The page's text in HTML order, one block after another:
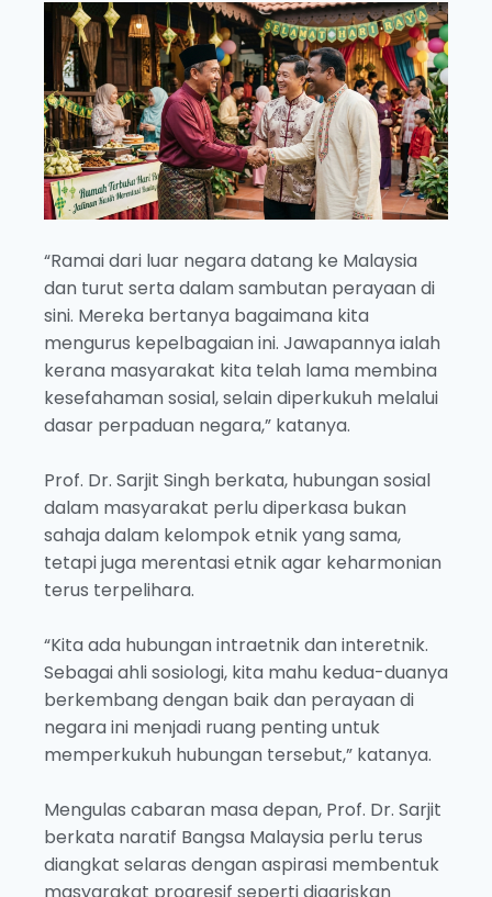
“Ramai dari luar negara datang ke Malaysia
dan turut serta dalam sambutan perayaan di
sini. Mereka bertanya bagaimana kita
mengurus kepelbagaian ini. Jawapannya ialah
kerana masyarakat kita telah lama membina
kesefahaman sosial, selain diperkukuh melalui
dasar perpaduan negara,” katanya.
Prof. Dr. Sarjit Singh berkata, hubungan sosial
dalam masyarakat perlu diperkasa bukan
sahaja dalam kelompok etnik yang sama,
tetapi juga merentasi etnik agar keharmonian
terus terpelihara.
“Kita ada hubungan intraetnik dan interetnik.
Sebagai ahli sosiologi, kita mahu kedua-duanya
berkembang dengan baik dan perayaan di
negara ini menjadi ruang penting untuk
memperkukuh hubungan tersebut,” katanya.
Mengulas cabaran masa depan, Prof. Dr. Sarjit
berkata naratif Bangsa Malaysia perlu terus
diangkat selaras dengan aspirasi membentuk